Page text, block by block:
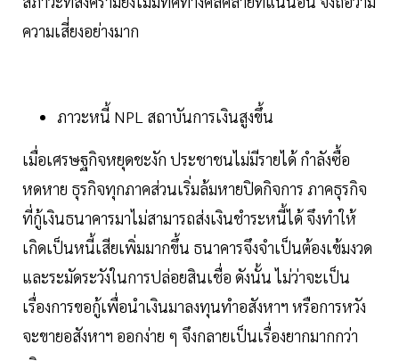
ความเสี่ยงอย่างมาก
ภาวะหนี้ NPL สถาบันการเงินสูงขึ้น
เมื่อเศรษฐกิจหยุดชะงัก ประชาชนไม่มีรายได้ กำลังซื้อ
หดหาย ธุรกิจทุกภาคส่วนเริ่มล้มหายปิดกิจการ ภาคธุรกิจ
ที่กู้เงินธนาคารมาไม่สามารถส่งเงินชำระหนี้ได้ จึงทำให้
เกิดเป็นหนี้เสียเพิ่มมากขึ้น ธนาคารจึงจำเป็นต้องเข้มงวด
และระมัดระวังในการปล่อยสินเชื่อ ดังนั้น ไม่ว่าจะเป็น
เรื่องการขอกู้เพื่อนำเงินมาลงทุนทำอสังหาฯ หรือการหวัง
จะขายอสังหาฯ ออกง่าย ๆ จึงกลายเป็นเรื่องยากมากกว่า